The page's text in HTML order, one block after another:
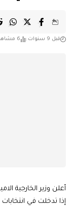
قبل 9 سنوات 6 مشاهدات
أعلن وزير الخارجية
إذا تدخلت في